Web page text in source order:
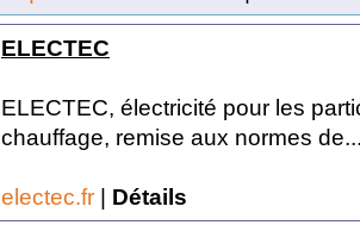
ELECTEC
ELECTEC, électricité pour les
chauffage, remise aux normes
electec.fr | Détails